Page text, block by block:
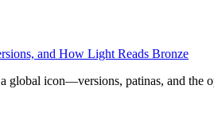
and How Light Reads Bronze
global icon—versions, patinas, and the